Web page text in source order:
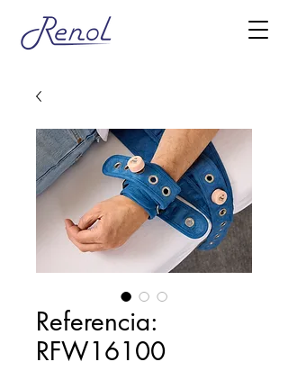
Referencia:
RFW16100